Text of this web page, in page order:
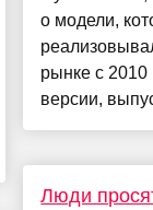
о модели,
рынке с 2010
версии,
Люди